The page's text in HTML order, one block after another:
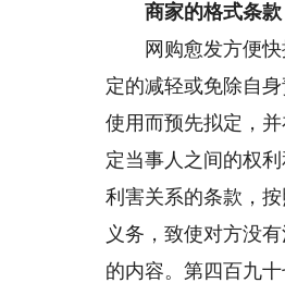
商家的格式条款
网购愈发方便快捷
定的减轻或免除自
使用而预先拟定，
定当事人之间的权
利害关系的条款，
义务，致使对方没
的内容。第四百九